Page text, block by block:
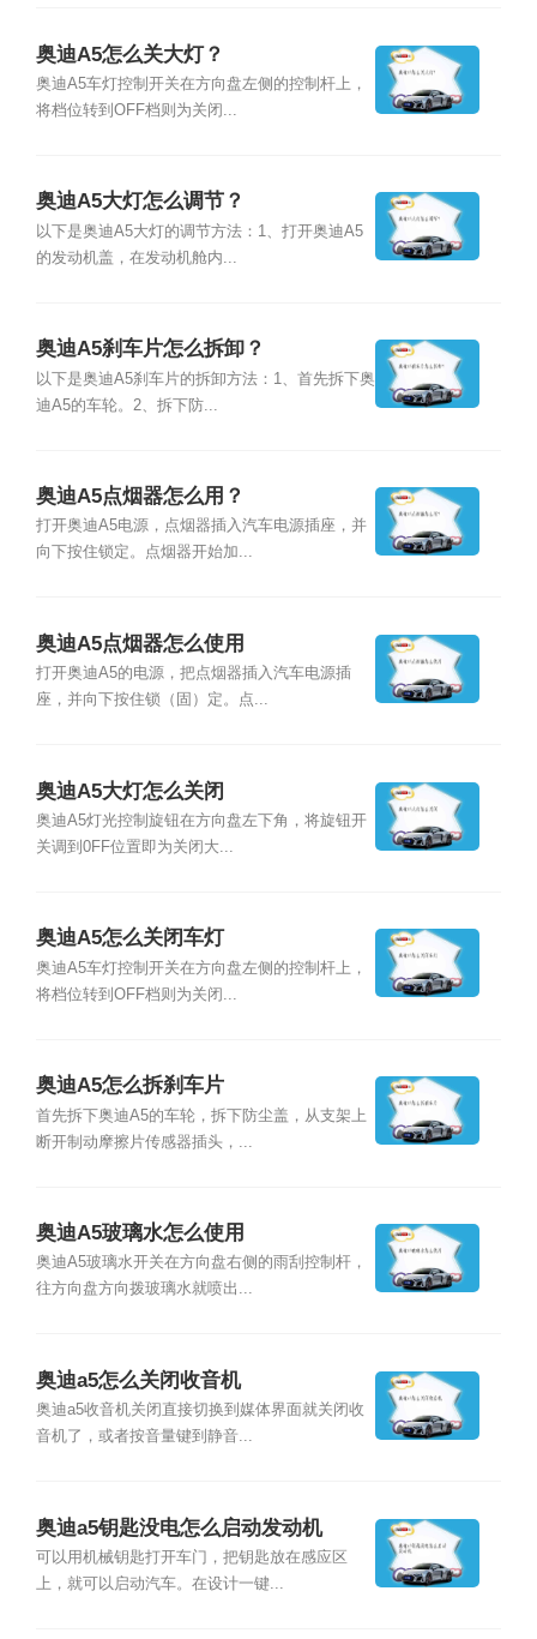
奥迪A5怎么关大灯？
奥迪A5车灯控制开关在方向盘左侧的控制杆上，
将档位转到OFF档则为关闭...
奥迪A5大灯怎么调节？
以下是奥迪A5大灯的调节方法：1、打开奥迪A5
的发动机盖，在发动机舱内...
奥迪A5刹车片怎么拆卸？
以下是奥迪A5刹车片的拆卸方法：1、首先拆下奥
迪A5的车轮。2、拆下防...
奥迪A5点烟器怎么用？
打开奥迪A5电源，点烟器插入汽车电源插座，并
向下按住锁定。点烟器开始加...
奥迪A5点烟器怎么使用
打开奥迪A5的电源，把点烟器插入汽车电源插
座，并向下按住锁（固）定。点...
奥迪A5大灯怎么关闭
奥迪A5灯光控制旋钮在方向盘左下角，将旋钮开
关调到0FF位置即为关闭大...
奥迪A5怎么关闭车灯
奥迪A5车灯控制开关在方向盘左侧的控制杆上，
将档位转到OFF档则为关闭...
奥迪A5怎么拆刹车片
首先拆下奥迪A5的车轮，拆下防尘盖，从支架上
断开制动摩擦片传感器插头，...
奥迪A5玻璃水怎么使用
奥迪A5玻璃水开关在方向盘右侧的雨刮控制杆，
往方向盘方向拨玻璃水就喷出...
奥迪a5怎么关闭收音机
奥迪a5收音机关闭直接切换到媒体界面就关闭收
音机了，或者按音量键到静音...
奥迪a5钥匙没电怎么启动发动机
可以用机械钥匙打开车门，把钥匙放在感应区
上，就可以启动汽车。在设计一键...